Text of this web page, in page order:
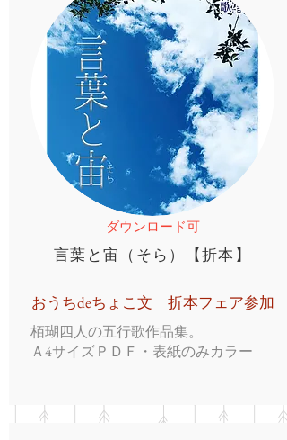
ダウンロード可
言葉と宙（そら）【折本】
​おうちdeちょこ文 折本フェア参加
栢瑚四人の五行歌作品集。
Ａ4サイズＰＤＦ・表紙のみカラー